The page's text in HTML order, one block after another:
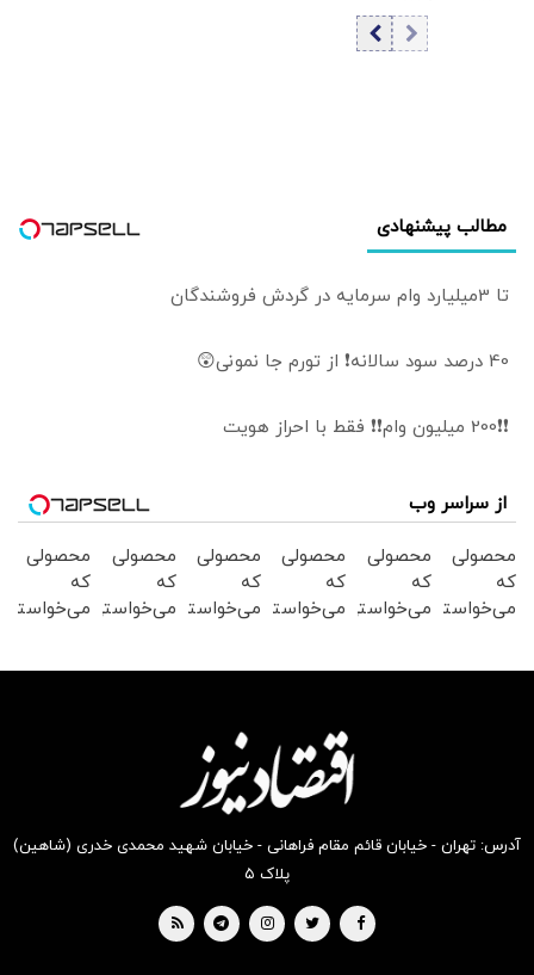
نسبتاً آسان» خواهد
بود/ کاخ سفید
اسلامی: جریانی
مرموز در پی
مطالب پیشنهادی
تا 3میلیارد وام سرمایه در گردش فروشندگان
40 درصد سود سالانه❗ از تورم جا نمونی😲
❗❗200 میلیون وام❗❗ فقط با احراز هویت
از سراسر وب
محصولی
که
می‌خواستی
محصولی
که
می‌خواستی
محصولی
که
می‌خواستی
بخر !
محصولی
که
می‌خواستی
بخر !
محصولی
که
می‌خواستی
محصولی
که
می‌خواستی
آدرس: تهران - خیابان قائم مقام فراهانی - خیابان شهید محمدی خدری (شاهین)
پلاک ۵